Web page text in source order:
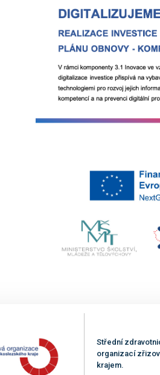
Střední
organizací
krajem.